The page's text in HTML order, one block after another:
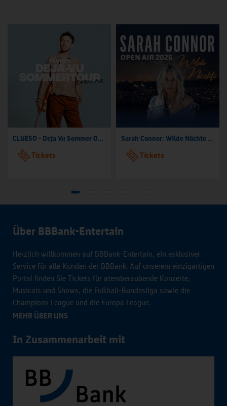
CLUESO - Deja Vu Sommer Open Air
Tickets
Sarah Connor: Wilde Nächte - Open Air 2026
Tickets
Über BBBank-Entertain
Herzlich willkommen auf BBBank-Entertain, ein exklusiver
Service für alle Kunden der BBBank. Auf unserem einzigartigen
Portal finden Sie Tickets für atemberaubende Konzerte,
Musicals und Shows, die Fußball-Bundesliga sowie die
Champions League und die Europa League.
MEHR ÜBER UNS
In Zusammenarbeit mit